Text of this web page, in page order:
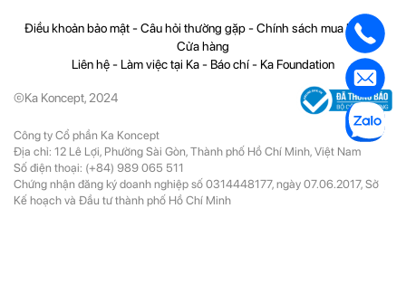
Điều khoản bảo mật-Câu hỏi thường gặp-Chính sách mua hàng
Cửa hàng
Liên hệ- Làm việc tại Ka- Báo chí- Ka Foundation
©Ka Koncept, 2024
Công ty Cổ phần Ka Koncept
Địa chỉ: 12 Lê Lợi, Phường Sài Gòn, Thành phố Hồ Chí Minh, Việt Nam
Số điện thoại: (+84) 989 065 511
Chứng nhận đăng ký doanh nghiệp số 0314448177, ngày 07.06.2017, Sở
Kế hoạch và Đầu tư thành phố Hồ Chí Minh